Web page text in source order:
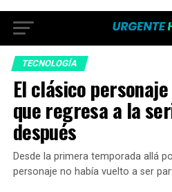
TECNOLOGÍA
El clásico
que regresa a la
después
Desde la primera temporada allá
personaje no había vuelto a ser